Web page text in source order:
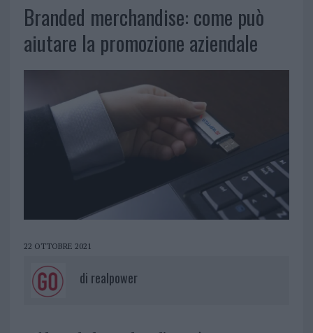
Branded merchandise: come può
aiutare la promozione aziendale
22 OTTOBRE 2021
di realpower